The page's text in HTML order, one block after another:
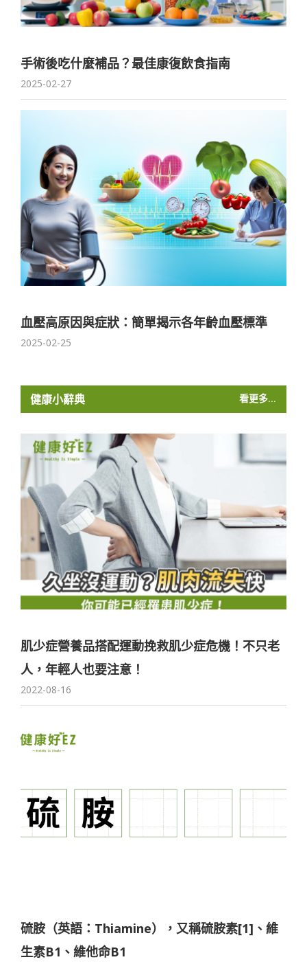
手術後吃什麼補品？最佳康復飲食指南
2025-02-27
血壓高原因與症狀：簡單揭示各年齡血壓標準
2025-02-25
看更多...
健康小辭典
肌少症營養品搭配運動挽救肌少症危機！不只老
人，年輕人也要注意！
2022-08-16
硫胺（英語：Thiamine），又稱硫胺素[1]、維
生素B1、維他命B1